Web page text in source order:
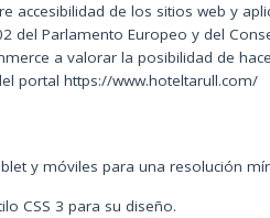
accesibilidad de los sitios web y
del Parlamento Europeo y del
a valorar la posibilidad de
portal https://www.hoteltarull.com/
y móviles para una resolución
CSS 3 para su diseño.